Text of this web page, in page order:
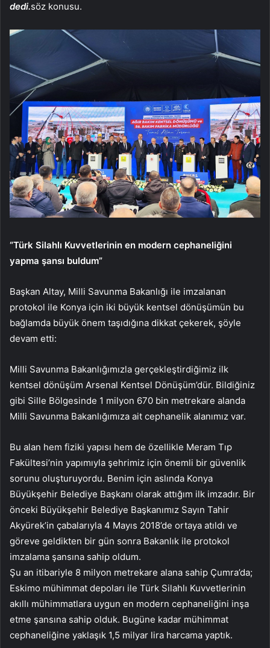
dedi.söz konusu.
“Türk Silahlı Kuvvetlerinin en modern cephaneliğini
yapma şansı buldum”
Başkan Altay, Milli Savunma Bakanlığı ile imzalanan
protokol ile Konya için iki büyük kentsel dönüşümün bu
bağlamda büyük önem taşıdığına dikkat çekerek, şöyle
devam etti:
Milli Savunma Bakanlığımızla gerçekleştirdiğimiz ilk
kentsel dönüşüm Arsenal Kentsel Dönüşüm’dür. Bildiğiniz
gibi Sille Bölgesinde 1 milyon 670 bin metrekare alanda
Milli Savunma Bakanlığımıza ait cephanelik alanımız var.
Bu alan hem fiziki yapısı hem de özellikle Meram Tıp
Fakültesi’nin yapımıyla şehrimiz için önemli bir güvenlik
sorunu oluşturuyordu. Benim için aslında Konya
Büyükşehir Belediye Başkanı olarak attığım ilk imzadır. Bir
önceki Büyükşehir Belediye Başkanımız Sayın Tahir
Akyürek’in çabalarıyla 4 Mayıs 2018’de ortaya atıldı ve
göreve geldikten bir gün sonra Bakanlık ile protokol
imzalama şansına sahip oldum.
Şu an itibariyle 8 milyon metrekare alana sahip Çumra’da;
Eskimo mühimmat depoları ile Türk Silahlı Kuvvetlerinin
akıllı mühimmatlara uygun en modern cephaneliğini inşa
etme şansına sahip olduk. Bugüne kadar mühimmat
cephaneliğine yaklaşık 1,5 milyar lira harcama yaptık.